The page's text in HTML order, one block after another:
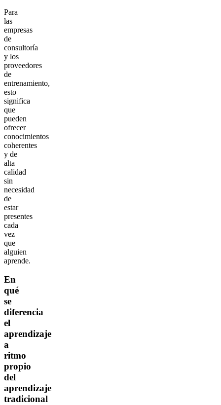
Para
las
empresas
de
consultoría
y los
proveedores
de
entrenamiento,
esto
significa
que
pueden
ofrecer
conocimientos
coherentes
y de
alta
calidad
sin
necesidad
de
estar
presentes
cada
vez
que
alguien
aprende.
En
qué
se
diferencia
el
aprendizaje
a
ritmo
propio
del
aprendizaje
tradicional